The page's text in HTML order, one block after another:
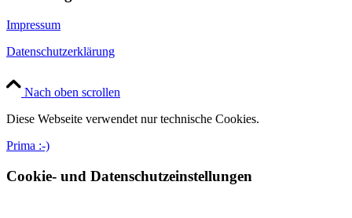
Impressum
Datenschutzerklärung
Nach oben scrollen
Diese Webseite verwendet nur technische Cookies.
Prima :-)
Cookie- und Datenschutzeinstellungen